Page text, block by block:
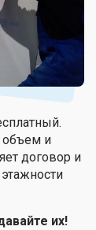
объем и
договор и
их!